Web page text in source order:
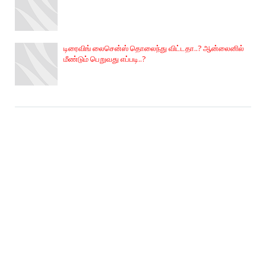
டிரைவிங் லைசென்ஸ் தொலைந்து விட்டதா..? ஆன்லைனில்
மீண்டும் பெறுவது எப்படி..?